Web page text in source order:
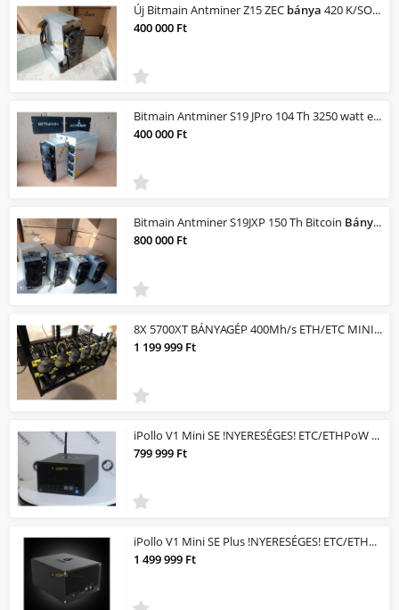
Új Bitmain Antminer Z15 ZEC bánya 420 K/SOL Z-cash EQUIHASH miner.
400 000 Ft
Bitmain Antminer S19 JPro 104 Th 3250 watt eladó
400 000 Ft
Bitmain Antminer S19JXP 150 Th Bitcoin Bánya .
800 000 Ft
8X 5700XT BÁNYAGÉP 400Mh/s ETH/ETC MINING RIG !!!GARANCIA!!! !!!LEGJOBB ÁR/ÉRTÉK...
1 199 999 Ft
iPollo V1 Mini SE !NYERESÉGES! ETC/ETHPoW MINER/Bányagép! 200mh/s 110Watt /NYERE...
799 999 Ft
iPollo V1 Mini SE Plus !NYERESÉGES! ETC/ETHPoW MINER/Bányagép! 400mh/s 240Watt /...
1 499 999 Ft